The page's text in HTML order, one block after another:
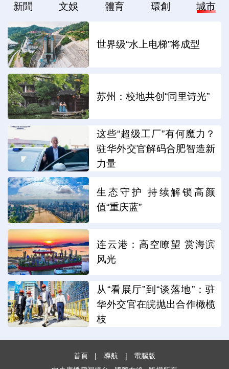
新聞 文娛 體育 環創 城市
世界级“水上电梯”将成型
苏州：校地共创“同里诗光”
这些“超级工厂”有何魔力？
驻华外交官解码合肥智造新
力量
生态守护 持续解锁高颜
值“重庆蓝”
连云港：高空瞭望 赏海滨
风光
从“看展厅”到“谈落地”：驻
华外交官在皖抛出合作橄榄
枝
首頁 | 導航 |
電腦版